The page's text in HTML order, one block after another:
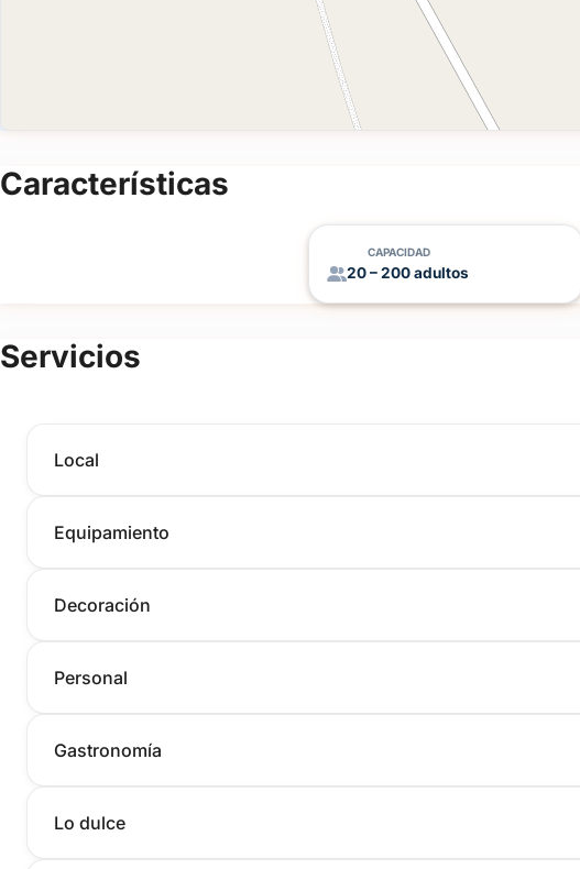
Características
CAPACIDAD
20 – 200 adultos
Servicios
Local
Equipamiento
Decoración
Personal
Gastronomía
Lo dulce